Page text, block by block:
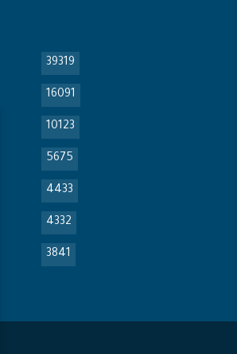
39319
16091
10123
5675
4433
4332
3841